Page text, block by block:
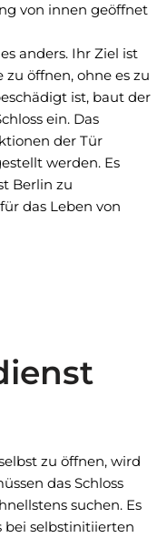
von innen geöffnet
anders. Ihr Ziel ist
zu öffnen, ohne es zu
ist, baut der
ein. Das
der Tür
werden. Es
Berlin zu
das Leben von
zu öffnen, wird
das Schloss
suchen. Es
bei selbstinitiierten